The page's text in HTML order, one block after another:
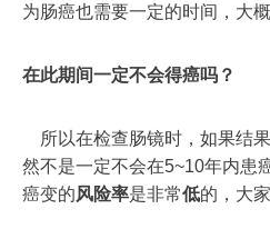
为肠癌也需要一定的时间，大
在此期间一定不会得癌吗？
所以在检查肠镜时，如果结
然不是一定不会在5~10年内患
癌变的风险率是非常低的，大